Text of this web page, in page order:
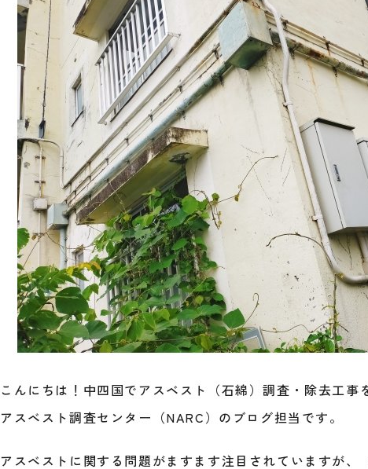
こんにちは！中四国でアスベスト（石綿）調査・除去工事
アスベスト調査センター（NARC）のブログ担当です。
アスベストに関する問題がますます注目されていますが、